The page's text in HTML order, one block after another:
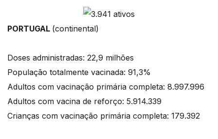
PORTUGAL (continental)
Doses administradas: 22,9 milhões
População totalmente vacinada: 91,3%
Adultos com vacinação primária completa: 8.997.996
Adultos com vacina de reforço: 5.914.339
Crianças com vacinação primária completa: 179.392